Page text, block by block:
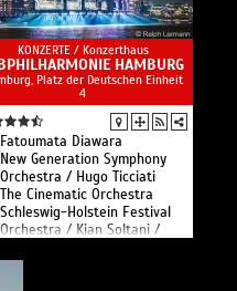
KONZERTE / Konzerthaus
HAMBURG
Platz der Deutschen Einheit
4
Fatoumata Diawara
New Generation Symphony
Orchestra / Hugo Ticciati
The Cinematic Orchestra
Schleswig-Holstein Festival
Orchestra / Kian Soltani /
Royal Swedish Orchestra /